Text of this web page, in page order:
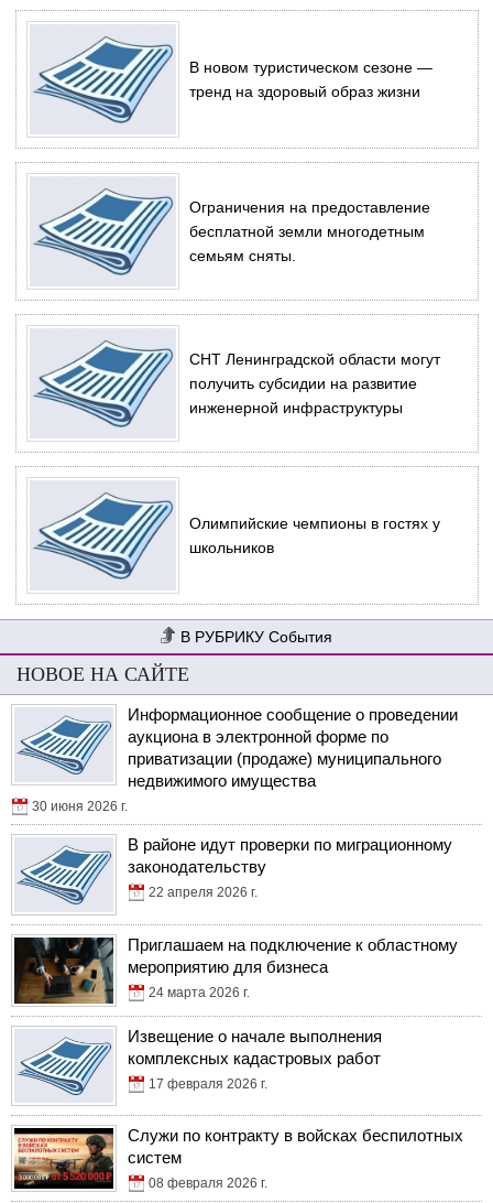
В новом туристическом сезоне ―
тренд на здоровый образ жизни
Ограничения на предоставление
бесплатной земли многодетным
семьям сняты.
СНТ Ленинградской области могут
получить субсидии на развитие
инженерной инфраструктуры
Олимпийские чемпионы в гостях у
школьников
События
НОВОЕ НА САЙТЕ
Информационное сообщение о проведении
аукциона в электронной форме по
приватизации (продаже) муниципального
недвижимого имущества
30 июня 2026 г.
В районе идут проверки по миграционному
законодательству
22 апреля 2026 г.
Приглашаем на подключение к областному
мероприятию для бизнеса
24 марта 2026 г.
Извещение о начале выполнения
комплексных кадастровых работ
17 февраля 2026 г.
Служи по контракту в войсках беспилотных
систем
08 февраля 2026 г.